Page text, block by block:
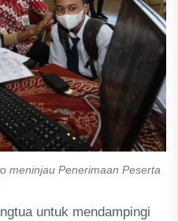
meninjau Penerimaan Peserta
untuk mendampingi